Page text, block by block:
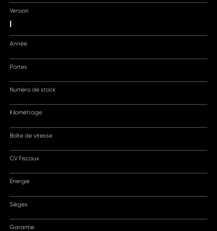
Version
|
Année
Portes
Numéro de stock
Kilométrage
Boîte de vitesse
CV Fiscaux
Energie
Sièges
Garantie